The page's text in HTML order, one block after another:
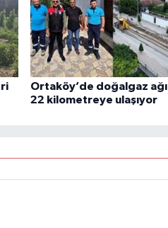
Ortaköy’de doğalgaz ağı
22 kilometreye ulaşıyor